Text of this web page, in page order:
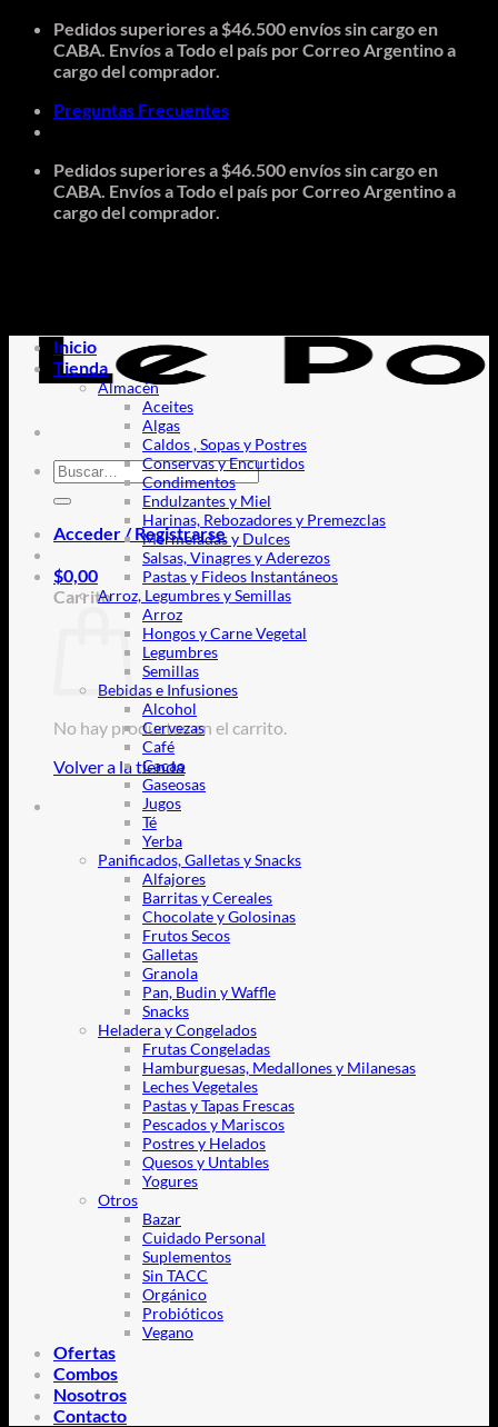
Saltar
contenido
Pedidos superiores a $46.500 envíos sin cargo en
CABA. Envíos a Todo el país por Correo Argentino a
cargo del comprador.
Preguntas Frecuentes
Pedidos superiores a $46.500 envíos sin cargo en
CABA. Envíos a Todo el país por Correo Argentino a
cargo del comprador.
Buscar
por:
Acceder / Registrarse
$0,00
Carrito
No hay productos en el carrito.
Volver a la tienda
Inicio
Tienda
Almacén
Aceites
Algas
Caldos , Sopas y Postres
Conservas y Encurtidos
Condimentos
Endulzantes y Miel
Harinas, Rebozadores y Premezclas
Mermeladas y Dulces
Salsas, Vinagres y Aderezos
Pastas y Fideos Instantáneos
Arroz, Legumbres y Semillas
Arroz
Hongos y Carne Vegetal
Legumbres
Semillas
Bebidas e Infusiones
Alcohol
Cervezas
Café
Cacao
Gaseosas
Jugos
Té
Yerba
Panificados, Galletas y Snacks
Alfajores
Barritas y Cereales
Chocolate y Golosinas
Frutos Secos
Galletas
Granola
Pan, Budin y Waffle
Snacks
Heladera y Congelados
Frutas Congeladas
Hamburguesas, Medallones y Milanesas
Leches Vegetales
Pastas y Tapas Frescas
Pescados y Mariscos
Postres y Helados
Quesos y Untables
Yogures
Otros
Bazar
Cuidado Personal
Suplementos
Sin TACC
Orgánico
Probióticos
Vegano
Ofertas
Combos
Nosotros
Contacto